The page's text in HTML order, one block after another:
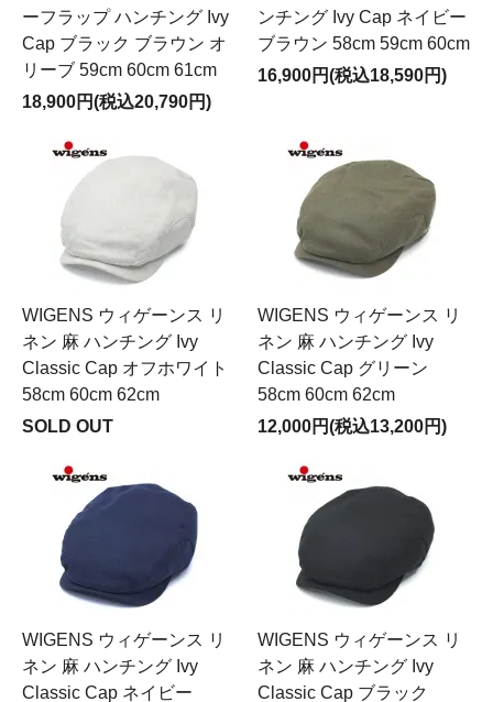
ーフラップ ハンチング Ivy
Cap ブラック ブラウン オ
リーブ 59cm 60cm 61cm
18,900円(税込20,790円)
ンチング Ivy Cap ネイビー
ブラウン 58cm 59cm 60cm
16,900円(税込18,590円)
WIGENS ウィゲーンス リ
ネン 麻 ハンチング Ivy
Classic Cap オフホワイト
58cm 60cm 62cm
SOLD OUT
WIGENS ウィゲーンス リ
ネン 麻 ハンチング Ivy
Classic Cap グリーン
58cm 60cm 62cm
12,000円(税込13,200円)
WIGENS ウィゲーンス リ
ネン 麻 ハンチング Ivy
Classic Cap ネイビー
WIGENS ウィゲーンス リ
ネン 麻 ハンチング Ivy
Classic Cap ブラック